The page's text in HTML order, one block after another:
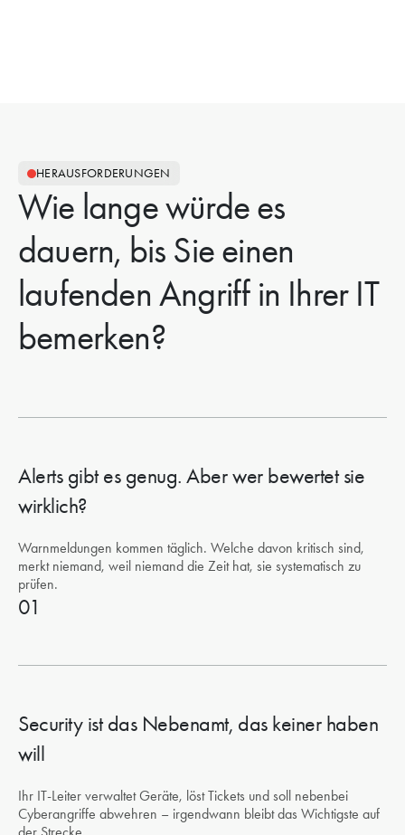
HERAUSFORDERUNGEN
Wie lange würde es
dauern, bis Sie einen
laufenden Angriff in Ihrer IT
bemerken?
Alerts gibt es genug. Aber wer bewertet sie
wirklich?
Warnmeldungen kommen täglich. Welche davon kritisch sind,
merkt niemand, weil niemand die Zeit hat, sie systematisch zu
prüfen.
01
Security ist das Nebenamt, das keiner haben
will
Ihr IT-Leiter verwaltet Geräte, löst Tickets und soll nebenbei
Cyberangriffe abwehren – irgendwann bleibt das Wichtigste auf